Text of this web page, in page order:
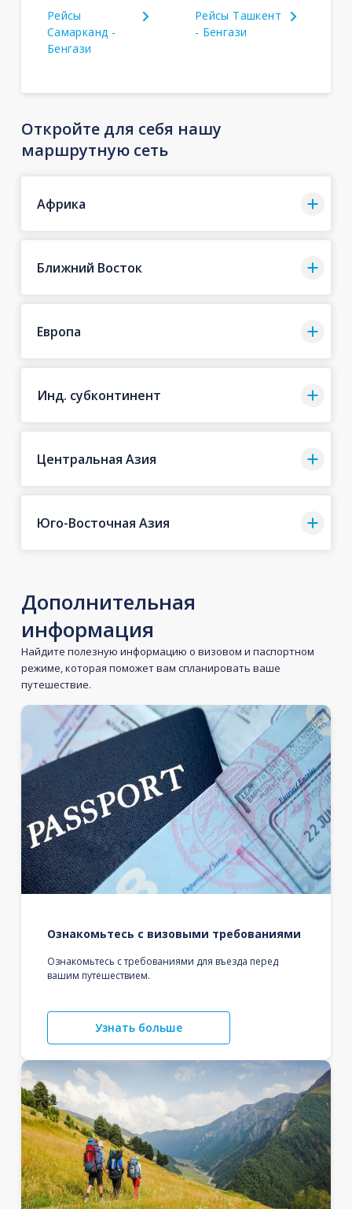
Рейсы
Самарканд -
Бенгази
Рейсы Ташкент
- Бенгази
Откройте для себя нашу
маршрутную сеть
Африка
Ближний Восток
Европа
Инд. субконтинент
Центральная Азия
Юго-Восточная Азия
Дополнительная
информация
Найдите полезную информацию о визовом и паспортном
режиме, которая поможет вам спланировать ваше
путешествие.
Ознакомьтесь с визовыми требованиями
Ознакомьтесь с требованиями для въезда перед
вашим путешествием.
Узнать больше